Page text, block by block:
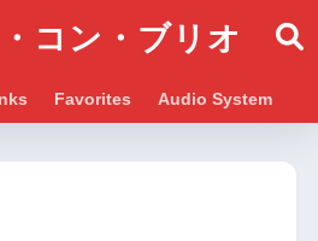
コン・ブリオ
Favorites Audio System